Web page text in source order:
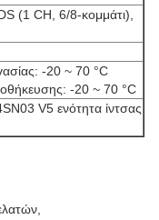
(1 CH, 6/8-κομμάτι),
-20 ~ 70 °C
-20 ~ 70 °C
V5 ενότητα ίντσας